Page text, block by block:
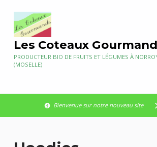
Les Coteaux
PRODUCTEUR BIO DE FRUITS ET LÉGUMES À
(MOSELLE)
Bienvenue sur notre nouveau site